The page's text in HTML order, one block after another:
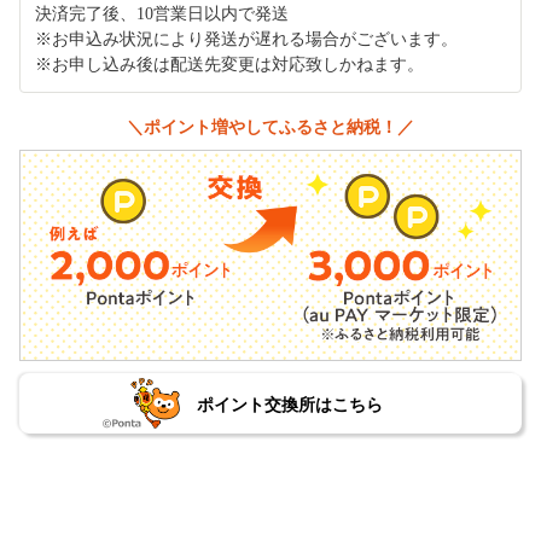
決済完了後、10営業日以内で発送
※お申込み状況により発送が遅れる場合がございます。
※お申し込み後は配送先変更は対応致しかねます。
＼ポイント増やしてふるさと納税！／
ポイント交換所はこちら